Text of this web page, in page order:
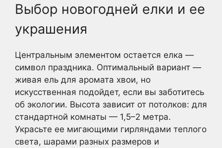
Выбор новогодней елки и ее
украшения
Центральным элементом остается елка —
символ праздника. Оптимальный вариант —
живая ель для аромата хвои, но
искусственная подойдет, если вы заботитесь
об экологии. Высота зависит от потолков: для
стандартной комнаты — 1,5–2 метра.
Украсьте ее мигающими гирляндами теплого
света, шарами разных размеров и